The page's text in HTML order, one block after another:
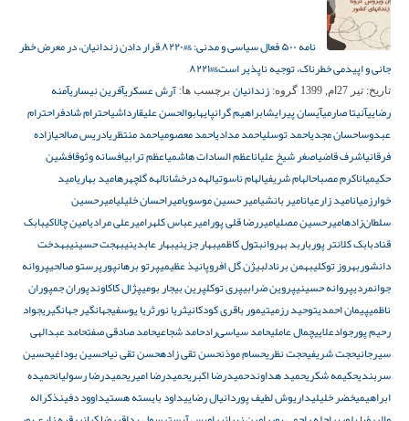
نامه ۵۰۰ فعال سیاسی و مدنی: &#۸۲۲۰;قرار دادن زندانیان، در معرض خطر
جانی و اپیدمی خطرناک، توجیه ناپذیر است&#۸۲۲۱;
تاریخ: تیر 27ام, 1399 گروه: زندانیان برچسب ها: آرش عسکریآفرین نیساریآمنه
رضاییآنیتا صارمیآیسان پیرایشابراهیم گرانپایهابوالحسن علیقارداشیاحترام شادفراحترام‌‌
عبدوساحسان مجدیاحمد توسلیاحمد مدادیاحمد معصومیاحمد منتظریادریس صالحیازاده
فرقانیاشرف قاضیاصغر شیخ علیاناعظم السادات هاشمیاعظم ترابیافسانه وثوقافشین
حکیمیاناکرم مصباحالهام شریفیالهام ناسوتیالهه درخشانالهه گلچهرهامید بهاریامید
خوارزمیانامید زارعیانامیر بانشیامیر حسین موسویامیراحسان خلیلیامیرحسین
سلطان‌زادهامیرحسین مصلیامیررضا قلی پورامیرعباس کلهرامیرعلی مرادیامین چالاکیبابک
قنادبابک کلانتر پورباربد بهروانبتول کاظمیبهار جزینیبهار عابدینیبهجت حسینیبهدخت
دانشوربهروز توکلیبهمن برنادلبیژن گل افروپانیذ عظیمیپرتو برهانپورپرستو صالحیپروانه
جوانمردیپروانه حسینیپروین ضرابیپری توکلپرین بیجار بومیپژال کاکاوندپوران جمپوران
ناظمیپیمان احمدیتوحید رزمیتیمور باقری کودکانیثریا نورثریا یوسفیجهانگیر جهانگیریجواد
رحیم پورجوادعلاییچمال عاملیحامد سیاسی‌رادحامد شجاعیحامد صادقی صفتحامد عبدالهی
سیرجانیحجت شریفیحجت نظریحسام موذنحسن تقی زادهحسن تقی نیاحسین بوداغیحسین
سربندیحکیمه شکریحمید هداوندحمیدرضا اکبریحمیدرضا امیریحمیدرضا رسولیانحمیده
ابراهیمیخضر خلیلیداریوش لطیف پوردانیال رضاییداود بایسته هستیداوود دفینذکراله